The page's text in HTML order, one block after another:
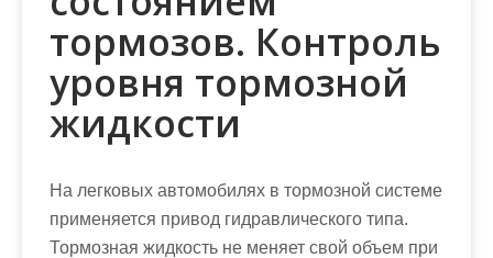
тормозов. Контроль
уровня тормозной
жидкости
На легковых автомобилях в тормозной системе
применяется привод гидравлического типа.
Тормозная жидкость не меняет свой объем при